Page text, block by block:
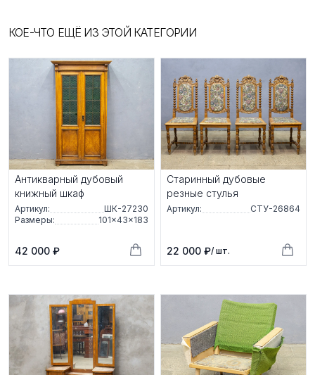
КОЕ-ЧТО ЕЩЁ ИЗ ЭТОЙ КАТЕГОРИИ
Антикварный дубовый
книжный шкаф
Артикул:
ШК-27230
Размеры:
101×43×183
42 000 ₽
Старинный дубовые
резные стулья
Артикул: СТУ-26864
22 000 ₽/ шт.